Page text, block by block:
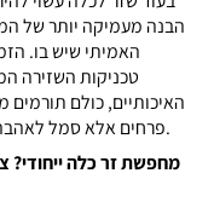
הבנה מעמיקה יותר של
האמיתי שיש בו.
טכניקות השזירה
האיכותיים, כולם
פרחים אלא סמל לאהבה ומחויבות, מה שהופך אותו ללא יסולא בפז.
מחפשת זר כלה ייחודי?